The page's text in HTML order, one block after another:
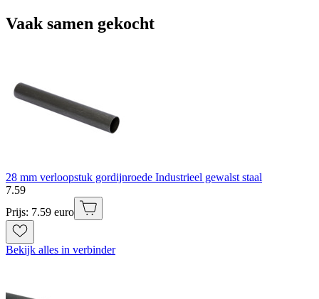
Vaak samen gekocht
28 mm verloopstuk gordijnroede Industrieel gewalst staal
7.59
Prijs: 7.59 euro
Bekijk alles in verbinder